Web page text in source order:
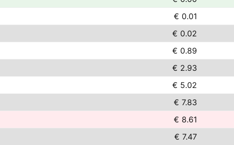
€ 0.01
€ 0.02
€ 0.89
€ 2.93
€ 5.02
€ 7.83
€ 8.61
€ 7.47